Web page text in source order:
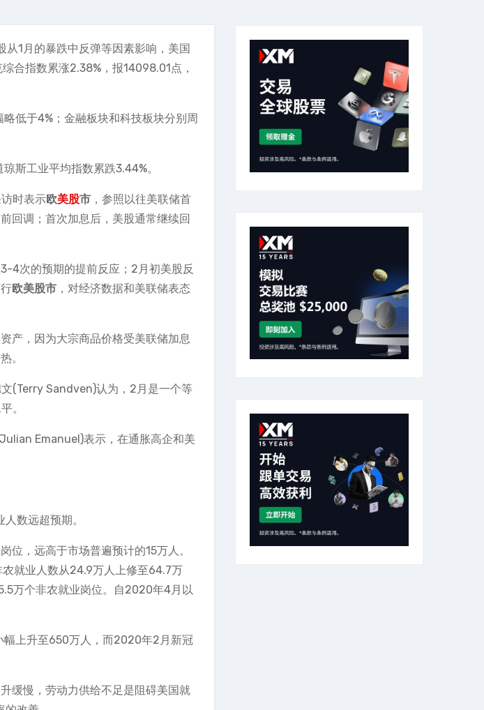
1月的暴跌中反弹等因素影响，美国
合指数累涨2.38%，报14098.01点，
低于4%；金融板块和科技板块分别周
斯工业平均指数累跌3.44%。
时表示欧美股市 ，参照以往美联储首
回调；首次加息后，美股通常继续回
4次的预期的提前反应；2月初美股反
欧美股市 ，对经济数据和美联储表态
产，因为大宗商品价格受美联储加息
。
(Terry Sandven)认为，2月是一个等
。
Emanuel)表示，在通胀高企和美
数远超预期。
，远高于市场普遍预计的15万人。
就业人数从24.9万人上修至64.7万
万个非农就业岗位。自2020年4月以
幅上升至650万人，而2020年2月新冠
缓慢，劳动力供给不足是阻碍美国就